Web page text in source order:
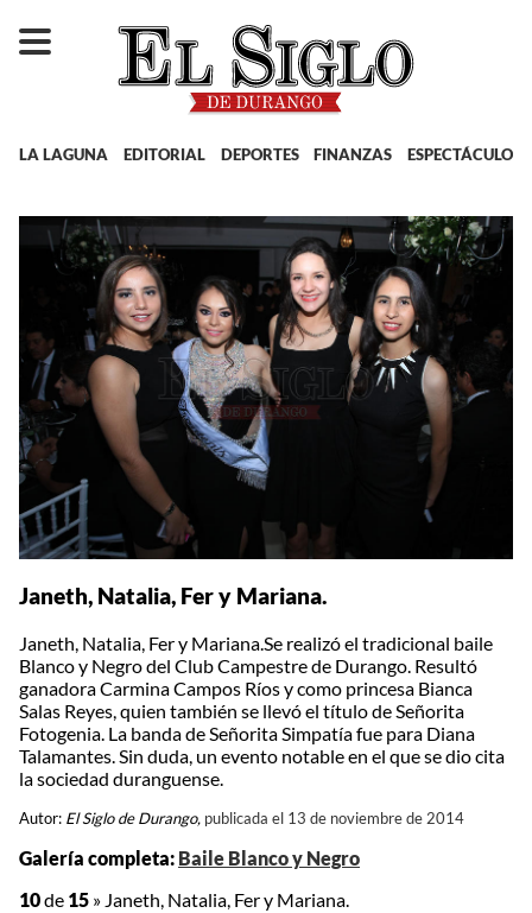
LA LAGUNA EDITORIAL DEPORTES FINANZAS ESPECTÁCULOS
Janeth, Natalia, Fer y Mariana.
Janeth, Natalia, Fer y Mariana.Se realizó el tradicional baile
Blanco y Negro del Club Campestre de Durango. Resultó
ganadora Carmina Campos Ríos y como princesa Bianca
Salas Reyes, quien también se llevó el título de Señorita
Fotogenia. La banda de Señorita Simpatía fue para Diana
Talamantes. Sin duda, un evento notable en el que se dio cita
la sociedad duranguense.
Autor: El Siglo de Durango, publicada el 13 de noviembre de 2014
Galería completa: Baile Blanco y Negro
10de 15 » Janeth, Natalia, Fer y Mariana.